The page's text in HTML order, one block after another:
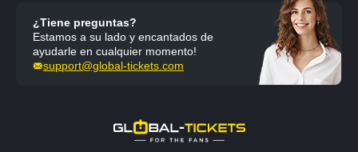
¿Tiene preguntas?
Estamos a su lado y encantados de
ayudarle en cualquier momento!
support@global-tickets.com